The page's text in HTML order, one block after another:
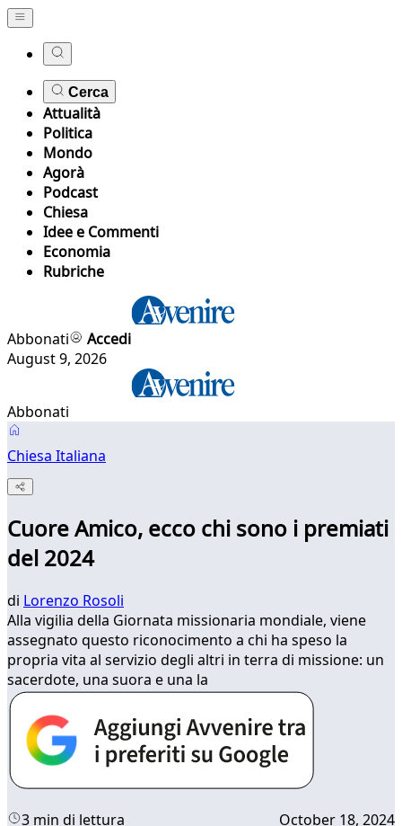
Cerca
Attualità
Politica
Mondo
Agorà
Podcast
Chiesa
Idee e Commenti
Economia
Rubriche
Abbonati
Accedi
August 9, 2026
Abbonati
Chiesa Italiana
Cuore Amico, ecco chi sono i premiati
del 2024
di Lorenzo Rosoli
Alla vigilia della Giornata missionaria mondiale, viene
assegnato questo riconocimento a chi ha speso la
propria vita al servizio degli altri in terra di missione: un
sacerdote, una suora e una la
3 min di lettura October 18, 2024